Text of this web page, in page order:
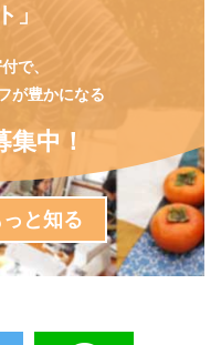
」
で、
が豊かになる
中！
と知る